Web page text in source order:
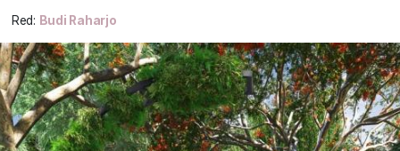
Red: Budi Raharjo